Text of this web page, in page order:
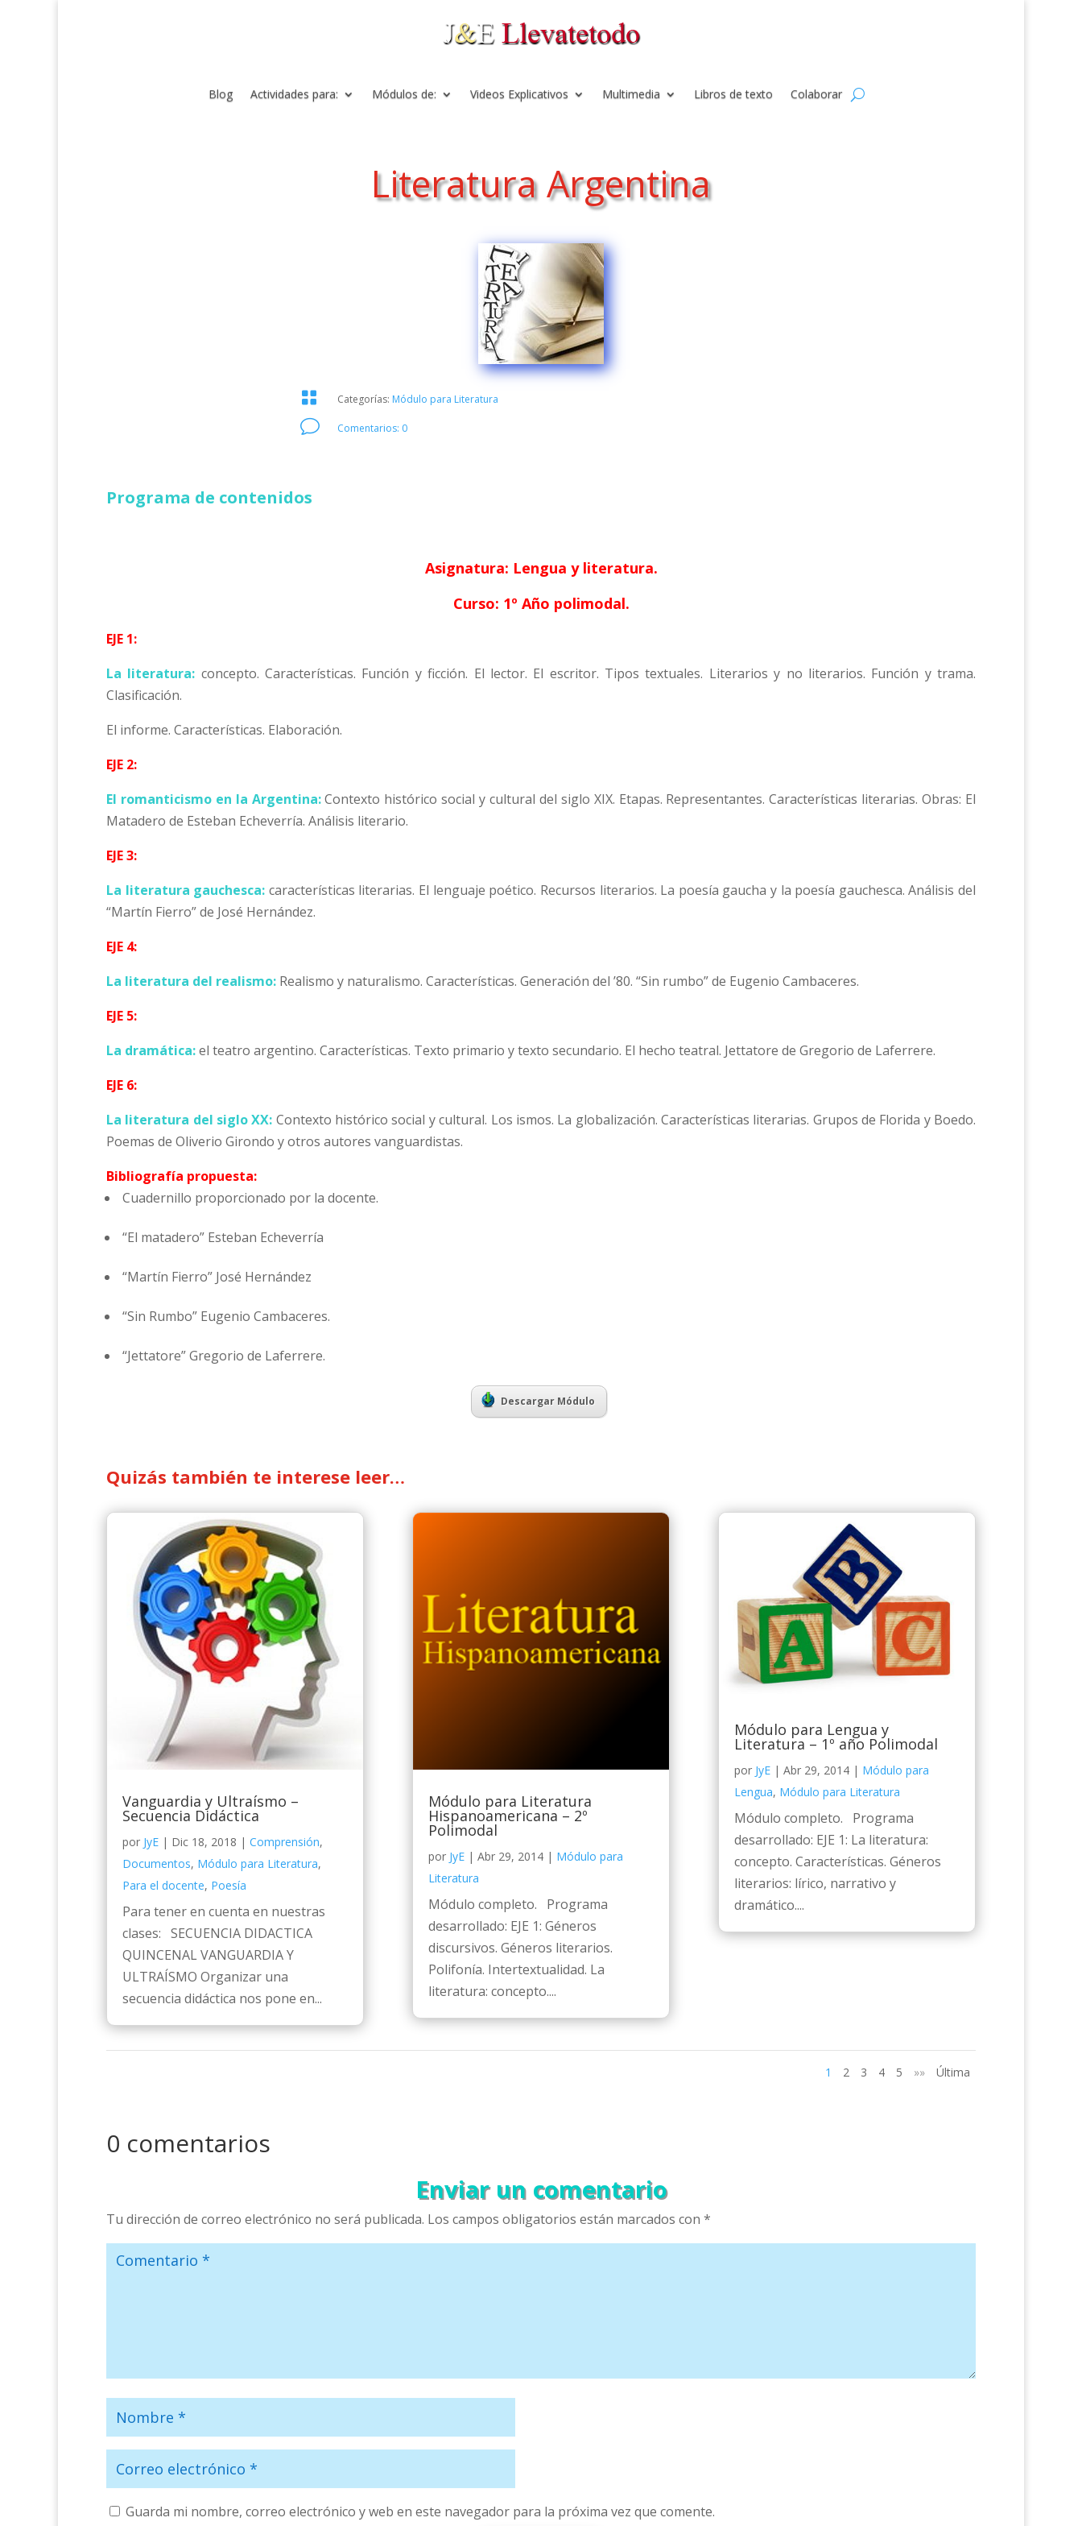
Blog Actividades para: Módulos de: Videos Explicativos Multimedia Libros de texto Colaborar
Literatura Argentina
 Categorías: Módulo para Literatura
v Comentarios: 0
Programa de contenidos
Asignatura: Lengua y literatura.
Curso: 1º Año polimodal.
EJE 1:
La literatura: concepto. Características. Función y ficción. El lector. El escritor. Tipos textuales. Literarios y no literarios. Función y trama.
Clasificación.
El informe. Características. Elaboración.
EJE 2:
El romanticismo en la Argentina:Contexto histórico social y cultural del siglo XIX. Etapas. Representantes. Características literarias. Obras: El
Matadero de Esteban Echeverría. Análisis literario.
EJE 3:
La literatura gauchesca: características literarias. El lenguaje poético. Recursos literarios. La poesía gaucha y la poesía gauchesca. Análisis del
“Martín Fierro” de José Hernández.
EJE 4:
La literatura del realismo: Realismo y naturalismo. Características. Generación del ’80. “Sin rumbo” de Eugenio Cambaceres.
EJE 5:
La dramática:el teatro argentino. Características. Texto primario y texto secundario. El hecho teatral. Jettatore de Gregorio de Laferrere.
EJE 6:
La literatura del siglo XX: Contexto histórico social y cultural. Los ismos. La globalización. Características literarias. Grupos de Florida y Boedo.
Poemas de Oliverio Girondo y otros autores vanguardistas.
Bibliografía propuesta:
Cuadernillo proporcionado por la docente.
“El matadero” Esteban Echeverría
“Martín Fierro” José Hernández
“Sin Rumbo” Eugenio Cambaceres.
“Jettatore” Gregorio de Laferrere.
Descargar Módulo
Quizás también te interese leer…
Vanguardia y Ultraísmo –
Secuencia Didáctica
por JyE | Dic 18, 2018 | Comprensión,
Documentos, Módulo para Literatura,
Para el docente, Poesía
Para tener en cuenta en nuestras
clases: SECUENCIA DIDACTICA
QUINCENAL VANGUARDIA Y
ULTRAÍSMO Organizar una
secuencia didáctica nos pone en...
Módulo para Literatura
Hispanoamericana – 2º
Polimodal
por JyE| Abr 29, 2014| Módulo para
Literatura
Módulo completo. Programa
desarrollado: EJE 1: Géneros
discursivos. Géneros literarios.
Polifonía. Intertextualidad. La
literatura: concepto....
Módulo para Lengua y
Literatura – 1º año Polimodal
por JyE| Abr 29, 2014| Módulo para
Lengua, Módulo para Literatura
Módulo completo. Programa
desarrollado: EJE 1: La literatura:
concepto. Características. Géneros
literarios: lírico, narrativo y
dramático....
1 2 3 4 5 »» Última
0 comentarios
Enviar un comentario
Tu dirección de correo electrónico no será publicada. Los campos obligatorios están marcados con *
Guarda mi nombre, correo electrónico y web en este navegador para la próxima vez que comente.